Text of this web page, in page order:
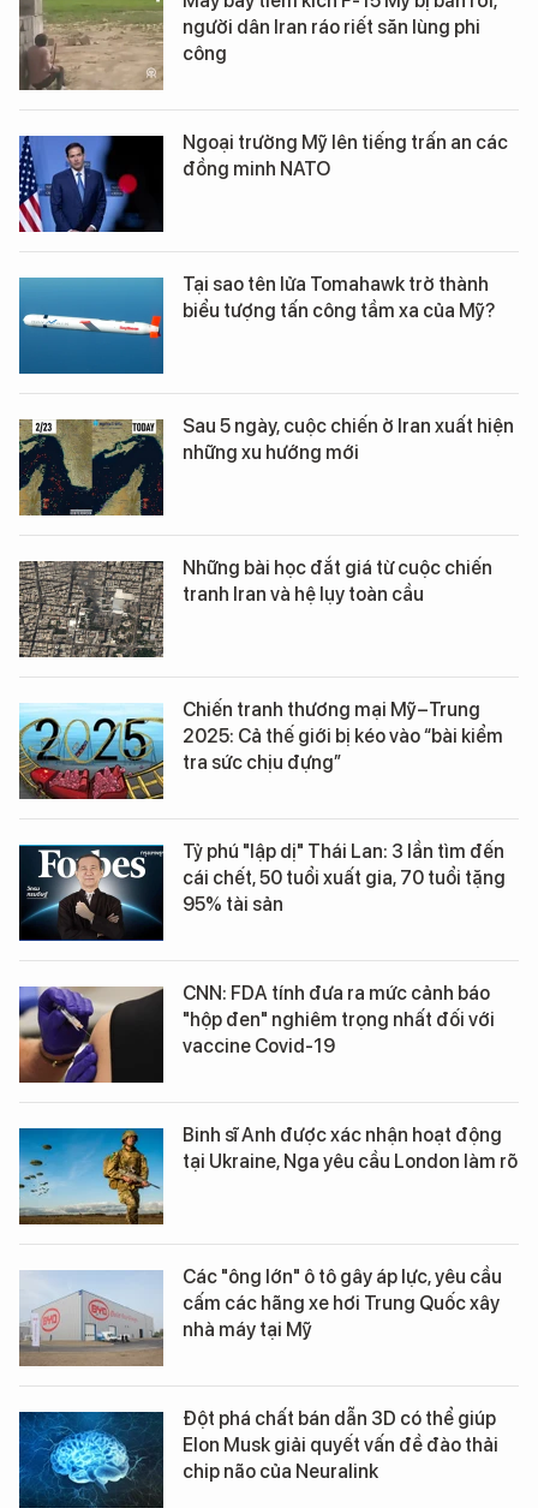
người dân Iran ráo riết săn lùng phi
công
Ngoại trưởng Mỹ lên tiếng trấn an các
đồng minh NATO
Tại sao tên lửa Tomahawk trở thành
biểu tượng tấn công tầm xa của Mỹ?
Sau 5 ngày, cuộc chiến ở Iran xuất hiện
những xu hướng mới
Những bài học đắt giá từ cuộc chiến
tranh Iran và hệ lụy toàn cầu
Chiến tranh thương mại Mỹ–Trung
2025: Cả thế giới bị kéo vào “bài kiểm
tra sức chịu đựng”
Tỷ phú "lập dị" Thái Lan: 3 lần tìm đến
cái chết, 50 tuổi xuất gia, 70 tuổi tặng
95% tài sản
CNN: FDA tính đưa ra mức cảnh báo
"hộp đen" nghiêm trọng nhất đối với
vaccine Covid-19
Binh sĩ Anh được xác nhận hoạt động
tại Ukraine, Nga yêu cầu London làm rõ
Các "ông lớn" ô tô gây áp lực, yêu cầu
cấm các hãng xe hơi Trung Quốc xây
nhà máy tại Mỹ
Đột phá chất bán dẫn 3D có thể giúp
Elon Musk giải quyết vấn đề đào thải
chip não của Neuralink